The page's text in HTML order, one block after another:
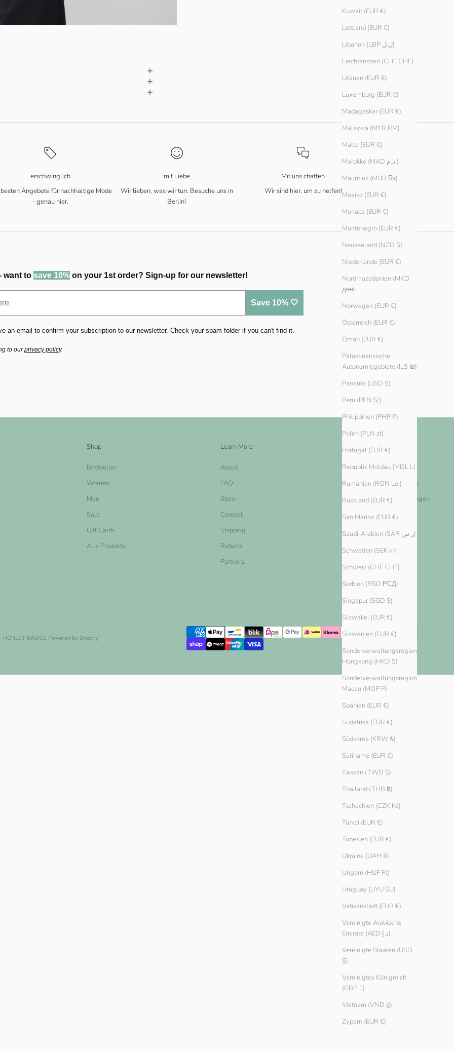
Kuwait (EUR €)
Lettland (EUR €)
Libanon (LBP ل.ل)
Liechtenstein (CHF CHF)
Litauen (EUR €)
Luxemburg (EUR €)
Madagaskar (EUR €)
Malaysia (MYR RM)
Malta (EUR €)
Marokko (MAD د.م.)
Mauritius (MUR ₨)
Mexiko (EUR €)
Monaco (EUR €)
Montenegro (EUR €)
Neuseeland (NZD $)
Niederlande (EUR €)
Nordmazedonien (MKD
ден)
Norwegen (EUR €)
Österreich (EUR €)
Oman (EUR €)
Palästinensische
Autonomiegebiete (ILS ₪)
Panama (USD $)
Peru (PEN S/)
Philippinen (PHP ₱)
Polen (PLN zł)
Portugal (EUR €)
Republik Moldau (MDL L)
Rumänien (RON Lei)
Russland (EUR €)
San Marino (EUR €)
Saudi-Arabien (SAR ر.س)
Schweden (SEK kr)
Schweiz (CHF CHF)
Serbien (RSD РСД)
Singapur (SGD $)
Slowakei (EUR €)
Slowenien (EUR €)
Sonderverwaltungsregion
Hongkong (HKD $)
Sonderverwaltungsregion
Macau (MOP P)
Spanien (EUR €)
Südafrika (EUR €)
Südkorea (KRW ₩)
Suriname (EUR €)
Taiwan (TWD $)
Thailand (THB ฿)
Tschechien (CZK Kč)
Türkei (EUR €)
Tunesien (EUR €)
Ukraine (UAH ₴)
Ungarn (HUF Ft)
Uruguay (UYU $U)
Vatikanstadt (EUR €)
Vereinigte Arabische
Emirate (AED د.إ)
Vereinigte Staaten (USD
$)
Vereinigtes Königreich
(GBP £)
Vietnam (VND ₫)
Zypern (EUR €)
erschwinglich
Angebote für nachhaltige Mode
- genau hier.
mit Liebe
Wir lieben, was wir tun: Besuche uns in
Berlin!
Mit uns chatten
Wir sind hier, um zu helfen!
want to save 10%on your 1st order? Sign-up for our newsletter!
Save 10% 🤍
an email to confirm your subscription to our newsletter. Check your spam folder if you can't find it.
to ourprivacy policy.
Shop
Bestseller
Women
Men
Sale
Gift Cards
Alle Produkte
Learn More
About
FAQ
Store
Contact
Shipping
Returns
Partners
Legal
Impressum
Nutzungsbestimmungen
Datenschutz-Bestimmungen
Widerrufsbelehrung
Widerrufsformular
BASICS Powered by Shopify